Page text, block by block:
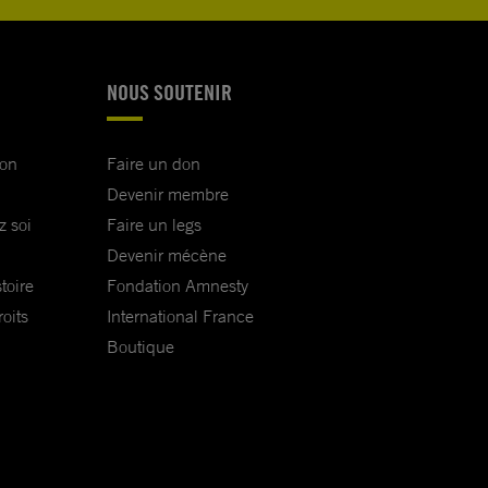
soi
NOUS SOUTENIR
Faire un don
Devenir membre
Faire un legs
Devenir mécène
Fondation Amnesty
International France
Boutique